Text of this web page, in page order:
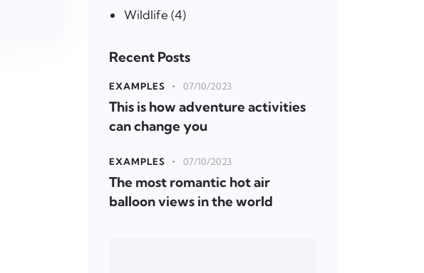
Wildlife (4)
Recent Posts
EXAMPLES 07/10/2023
This is how adventure activities
can change you
EXAMPLES 07/10/2023
The most romantic hot air
balloon views in the world